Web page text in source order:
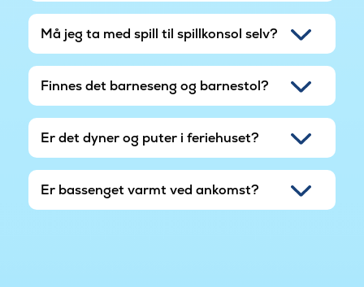
Må jeg ta med spill til spillkonsol selv?
Finnes det barneseng og barnestol?
Er det dyner og puter i feriehuset?
Er bassenget varmt ved ankomst?